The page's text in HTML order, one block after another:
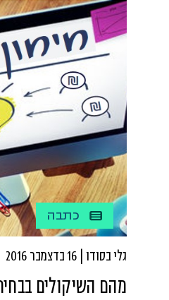
כתבה
גלי בסודו | 16 בדצמבר 2016
מהם השיקולים